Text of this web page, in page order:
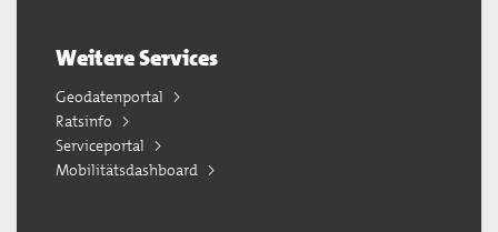
Weitere Services
Geodatenportal
Ratsinfo
Serviceportal
Mobilitätsdashboard